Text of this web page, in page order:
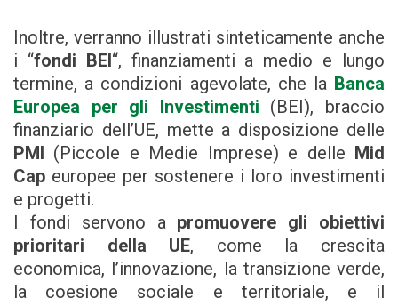
Inoltre, verranno illustrati sinteticamente anche
i “fondi BEI“, finanziamenti a medio e lungo
termine, a condizioni agevolate, che la Banca
Europea per gli Investimenti (BEI), braccio
finanziario dell’UE, mette a disposizione delle
PMI (Piccole e Medie Imprese) e delle Mid
Cap europee per sostenere i loro investimenti
e progetti.
I fondi servono a promuovere gli obiettivi
prioritari della UE, come la crescita
economica, l’innovazione, la transizione verde,
la coesione sociale e territoriale, e il